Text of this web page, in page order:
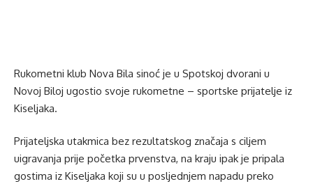
Rukometni klub Nova Bila sinoć je u Spotskoj dvorani u
Novoj Biloj ugostio svoje rukometne – sportske prijatelje iz
Kiseljaka.
Prijateljska utakmica bez rezultatskog značaja s ciljem
uigravanja prije početka prvenstva, na kraju ipak je pripala
gostima iz Kiseljaka koji su u posljednjem napadu preko